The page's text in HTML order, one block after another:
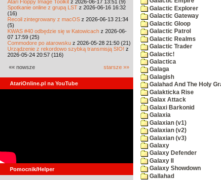
Atari Floppy Image Toolkit z 2026-06-17 13:51 (9)
Spotkanie online z grupą LST z 2026-06-16 16:32
(16)
Recoil zintegrowany z macOS z 2026-06-13 21:34
(5)
KWAS #40 odbędzie się w Katowicach z 2026-06-
07 17:59 (25)
Commodore po atarowsku z 2026-05-28 21:50 (21)
Urządzenie z rekordowo szybką transmisją SIO! z
2026-05-24 20:57 (116)
«« nowsze starsze »»
AtariOnline.pl na YouTube
Pomocnik/Helper
Galactic Explorer
Galactic Gateway
Galactic Gloop
Galactic Patrol
Galactic Realms
Galactic Trader
Galactic!
Galactica
Galaga
Galagish
Galahad And The Holy
Galakticka Rise
Galax Attack
Galaxi Barkonid
Galaxia
Galaxian (v1)
Galaxian (v2)
Galaxian (v3)
Galaxy
Galaxy Defender
Galaxy II
Galaxy Showdown
Gallahad